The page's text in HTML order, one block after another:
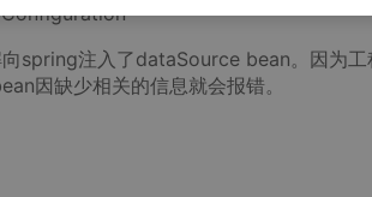
spring注入了dataSource bean。因为工
因缺少相关的信息就会报错。